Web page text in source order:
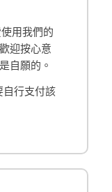
用我們的
迎按心意
自願的。
行支付該